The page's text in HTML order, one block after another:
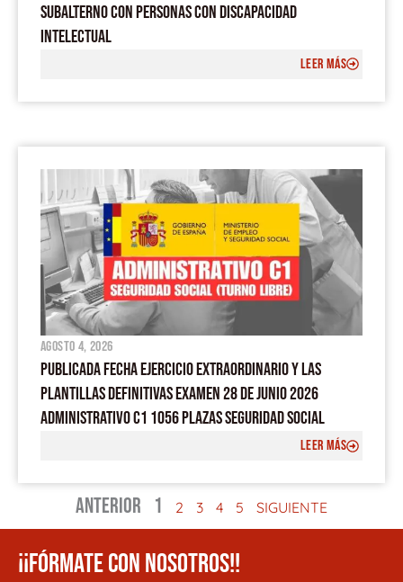
SUBALTERNO CON PERSONAS CON DISCAPACIDAD
INTELECTUAL
LEER MÁS
agosto 4, 2026
PUBLICADA FECHA EJERCICIO EXTRAORDINARIO Y LAS
PLANTILLAS DEFINITIVAS EXAMEN 28 DE JUNIO 2026
ADMINISTRATIVO C1 1056 PLAZAS SEGURIDAD SOCIAL
LEER MÁS
ANTERIOR 1 2 3 4 5 SIGUIENTE
¡¡FÓRMATE CON NOSOTROS!!